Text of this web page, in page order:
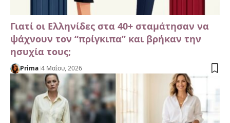
Γιατί οι Ελληνίδες στα 40+ σταμάτησαν να
ψάχνουν τον “πρίγκιπα” και βρήκαν την
ησυχία τους;
Prima 4 Μαΐου, 2026